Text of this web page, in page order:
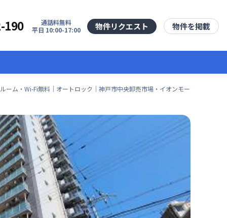
190
通話料無料
平日 10:00-17:00
物件リクエスト 物件を掲載
ーム・Wi-Fi無料｜オートロック｜神戸市中央卸売市場・イオンモール神戸南も